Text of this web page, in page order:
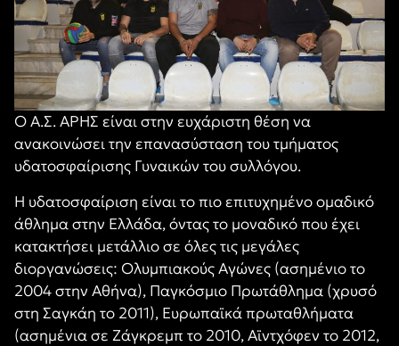
Ο Α.Σ. ΑΡΗΣ είναι στην ευχάριστη θέση να
ανακοινώσει την επανασύσταση του τμήματος
υδατοσφαίρισης Γυναικών του συλλόγου.
Η υδατοσφαίριση είναι το πιο επιτυχημένο ομαδικό
άθλημα στην Ελλάδα, όντας το μοναδικό που έχει
κατακτήσει μετάλλιο σε όλες τις μεγάλες
διοργανώσεις: Ολυμπιακούς Αγώνες (ασημένιο το
2004 στην Αθήνα), Παγκόσμιο Πρωτάθλημα (χρυσό
στη Σαγκάη το 2011), Ευρωπαϊκά πρωταθλήματα
(ασημένια σε Ζάγκρεμπ το 2010, Αϊντχόφεν το 2012,